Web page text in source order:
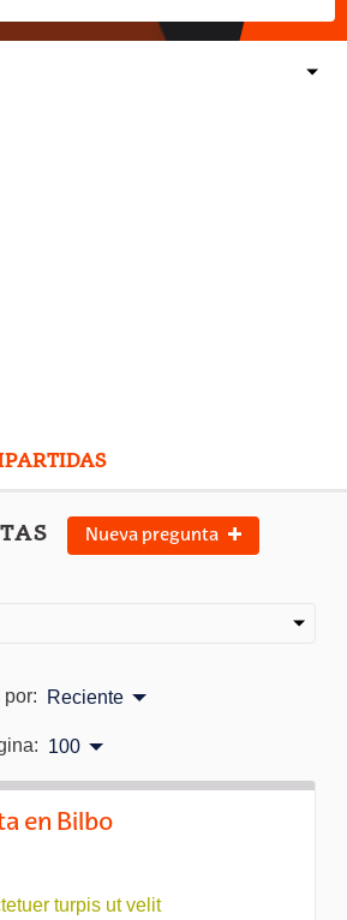
Nueva pregunta
Reciente
100
en Bilbo
turpis ut velit